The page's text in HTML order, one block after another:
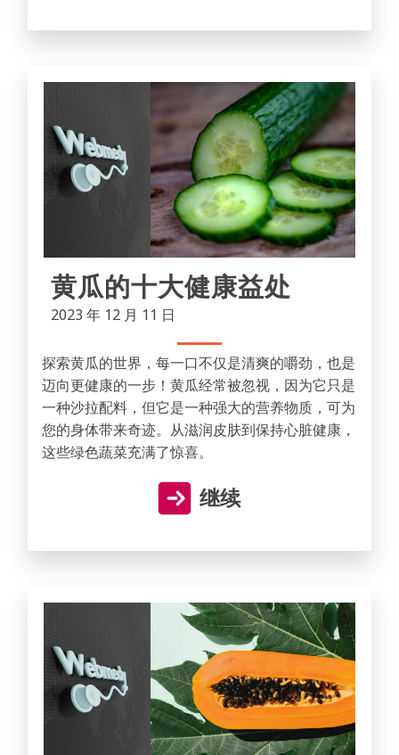
黄瓜的十大健康益处
2023 年 12 月 11 日
探索黄瓜的世界，每一口不仅是清爽的嚼劲，也是
迈向更健康的一步！黄瓜经常被忽视，因为它只是
一种沙拉配料，但它是一种强大的营养物质，可为
您的身体带来奇迹。从滋润皮肤到保持心脏健康，
这些绿色蔬菜充满了惊喜。
继续